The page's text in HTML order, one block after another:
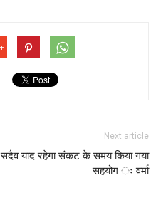
Next article
सदैव याद रहेगा संकट के समय किया गया
सहयोग ः वर्मा